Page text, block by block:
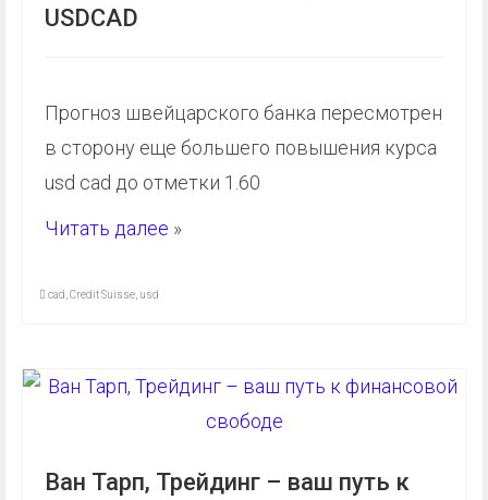
USDCAD
Прогноз швейцарского банка пересмотрен
в сторону еще большего повышения курса
usd cad до отметки 1.60
Читать далее »
cad Credit Suisse usd
Ван Тарп, Трейдинг – ваш путь к